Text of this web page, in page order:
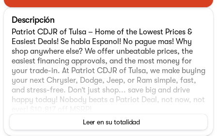
Descripción
Patriot CDJR of Tulsa – Home of the Lowest Prices &
Easiest Deals! Se habla Espanol! No pague mas! Why
shop anywhere else? We offer unbeatable prices, the
easiest financing approvals, and the most money for
your trade-in. At Patriot CDJR of Tulsa, we make buying
your next Chrysler, Dodge, Jeep, or Ram simple, fast,
and stress-free. Don’t just shop... save big and drive
happy today! Nobody beats a Patriot Deal, not now, not
2026 Ram 2500
Leer en su totalidad